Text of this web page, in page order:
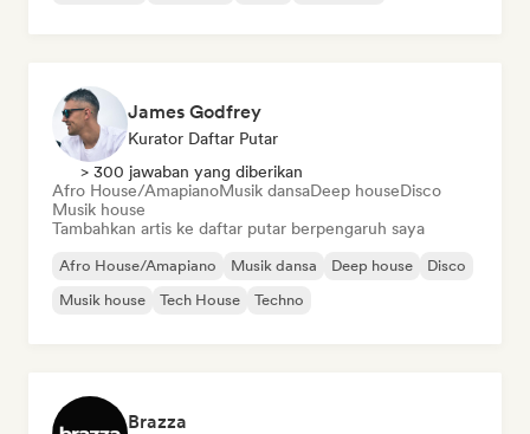
James Godfrey
Kurator Daftar Putar
> 300 jawaban yang diberikan
Afro House/AmapianoMusik dansaDeep houseDisco
Musik house
Tambahkan artis ke daftar putar berpengaruh saya
Afro House/Amapiano Musik dansa Deep house
Disco
Musik house
Tech House Techno
Brazza